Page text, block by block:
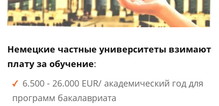
Немецкие частные университеты взимают
плату за обучение:
6.500 - 26.000 EUR/ академический год для
программ бакалавриата